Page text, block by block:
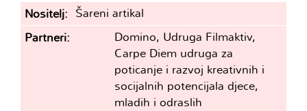
Nositelj
Šareni artikal
Partneri
Domino, Udruga Filmaktiv,
Carpe Diem udruga za
poticanje i razvoj kreativnih i
socijalnih potencijala djece,
mladih i odraslih